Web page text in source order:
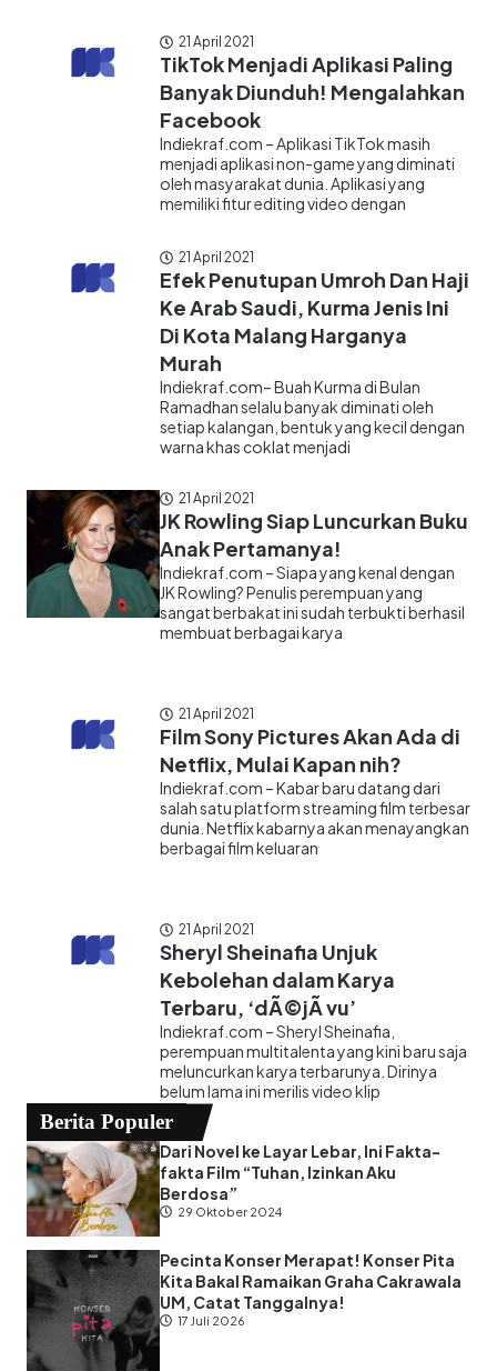
21 April 2021
TikTok Menjadi Aplikasi Paling
Banyak Diunduh! Mengalahkan
Facebook
Indiekraf.com – Aplikasi TikTok masih
menjadi aplikasi non-game yang diminati
oleh masyarakat dunia. Aplikasi yang
memiliki fitur editing video dengan
21 April 2021
Efek Penutupan Umroh Dan Haji
Ke Arab Saudi, Kurma Jenis Ini
Di Kota Malang Harganya
Murah
Indiekraf.com– Buah Kurma di Bulan
Ramadhan selalu banyak diminati oleh
setiap kalangan, bentuk yang kecil dengan
warna khas coklat menjadi
21 April 2021
JK Rowling Siap Luncurkan Buku
Anak Pertamanya!
Indiekraf.com – Siapa yang kenal dengan
JK Rowling? Penulis perempuan yang
sangat berbakat ini sudah terbukti berhasil
membuat berbagai karya
21 April 2021
Film Sony Pictures Akan Ada di
Netflix, Mulai Kapan nih?
Indiekraf.com – Kabar baru datang dari
salah satu platform streaming film terbesar
dunia. Netflix kabarnya akan menayangkan
berbagai film keluaran
21 April 2021
Sheryl Sheinafia Unjuk
Kebolehan dalam Karya
Terbaru, ‘dÃ©jÃ vu’
Indiekraf.com – Sheryl Sheinafia,
perempuan multitalenta yang kini baru saja
meluncurkan karya terbarunya. Dirinya
belum lama ini merilis video klip
Berita Populer
Dari Novel ke Layar Lebar, Ini Fakta-
fakta Film “Tuhan, Izinkan Aku
Berdosa”
29 Oktober 2024
Pecinta Konser Merapat! Konser Pita
Kita Bakal Ramaikan Graha Cakrawala
UM, Catat Tanggalnya!
17 Juli 2026